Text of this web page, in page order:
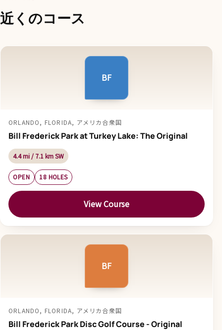
近くのコース
BF
ORLANDO, FLORIDA, アメリカ合衆国
Bill Frederick Park at Turkey Lake: The Original
4.4 mi / 7.1 km SW
OPEN 18 HOLES
View Course
BF
ORLANDO, FLORIDA, アメリカ合衆国
Bill Frederick Park Disc Golf Course - Original